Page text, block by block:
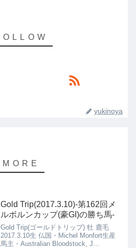
yukinoya
Gold Trip(2017.3.10)-第162回メ
ルボルンカップ(豪GI)の勝ち馬-
Gold Trip(ゴールドトリップ) 牡 鹿毛
2017.3.10生 仏国・Michel Monfort生産
馬主・Australian Bloodstock, J